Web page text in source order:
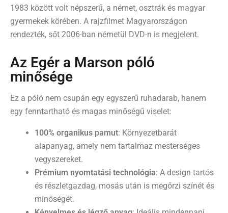
1983 között volt népszerű, a német, osztrák és magyar
gyermekek körében. A rajzfilmet Magyarországon
rendezték, sőt 2006-ban németül DVD-n is megjelent.
Az Egér a Marson póló
minősége
Ez a póló nem csupán egy egyszerű ruhadarab, hanem
egy fenntartható és magas minőségű viselet:
100% organikus pamut: Környezetbarát
alapanyag, amely nem tartalmaz mesterséges
vegyszereket.
Prémium nyomtatási technológia: A design tartós
és részletgazdag, mosás után is megőrzi színét és
minőségét.